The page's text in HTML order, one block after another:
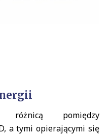
różnicą pomiędzy
a tymi opierającymi się